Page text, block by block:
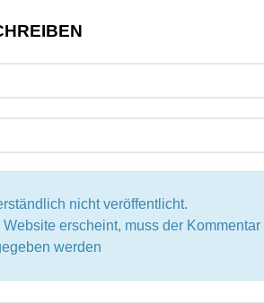
nicht veröffentlicht.
erscheint, muss der
werden